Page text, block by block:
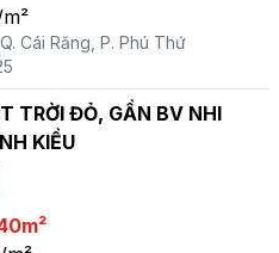
Cái Răng, P. Phú Thứ
TRỜI ĐỎ, GẦN BV NHI
KIỀU